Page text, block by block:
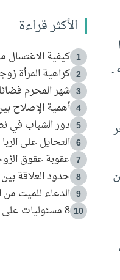
الأكثر قراءة
1 كيفية الاغتسال
2 كراهية المرأة
3 شهر المحرم
4 أهمية الإصلاح
5 دور الشباب في
6 التحايل على الربا
7 عقوبة عقوق
8 حدود العلاقة
9 الدعاء للميت من
10 8 مسئوليات على الزوج تجاه زوجته